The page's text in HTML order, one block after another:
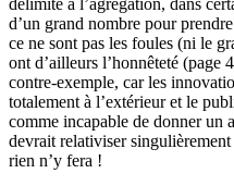
d’un grand nombre pour
ce ne sont pas les foules (ni le
ont d’ailleurs l’honnêteté (page
contre-exemple, car les
totalement à l’extérieur et le
comme incapable de donner un
devrait relativiser
rien n’y fera !